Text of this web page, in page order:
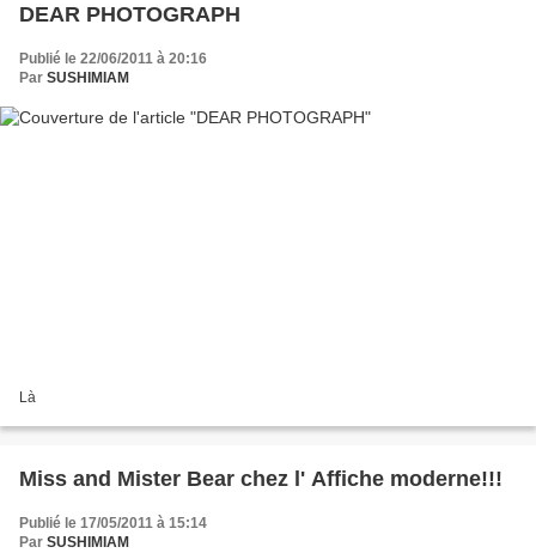
DEAR PHOTOGRAPH
Publié le 22/06/2011 à 20:16
Par SUSHIMIAM
Là
Miss and Mister Bear chez l' Affiche moderne!!!
Publié le 17/05/2011 à 15:14
Par SUSHIMIAM